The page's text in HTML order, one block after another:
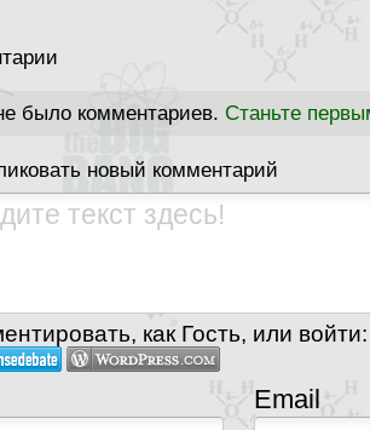
было комментариев. Станьте
новый комментарий
как Гость, или войти:
Email